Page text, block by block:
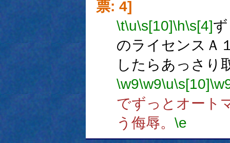
票: 4]
\t\u\s[10]\h\s[4]
のライセンスＡ
したらあっさり
\w9\w9\u\s[10]
でずっとオート
う侮辱。 \e